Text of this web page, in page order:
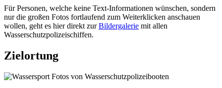
Für Personen, welche keine Text-Informationen wünschen, sondern
nur die großen Fotos fortlaufend zum Weiterklicken anschauen
wollen, geht es hier direkt zurBildergalerie mit allen
Wasserschutzpolizeischiffen.
Zielortung